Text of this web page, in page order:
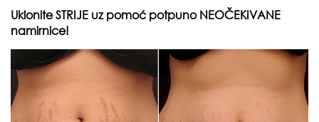
Uklonite STRIJE uz pomoć potpuno NEOČEKIVANE
namirnice!